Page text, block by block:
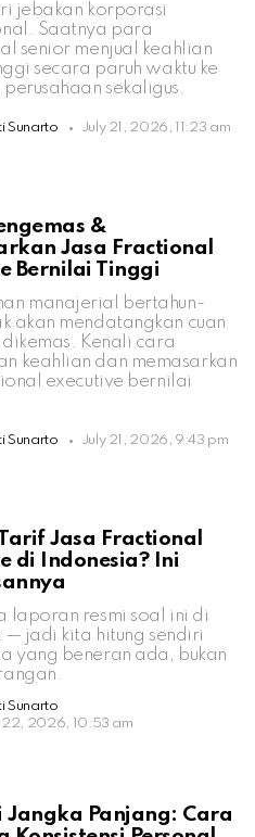
jebakan korporasi
Saatnya para
senior menjual keahlian
secara paruh waktu ke
sekaligus.
Sunarto July 21, 2026, 11:23 am
&
Jasa Fractional
Bernilai Tinggi
manajerial bertahun-
akan mendatangkan cuan
Kenali cara
keahlian dan memasarkan
executive bernilai
Sunarto July 21, 2026, 9:43 pm
Jasa Fractional
di Indonesia? Ini
laporan resmi soal ini di
— jadi kita hitung sendiri
yang beneran ada, bukan
Sunarto
22, 2026, 10:53 am
Jangka Panjang: Cara